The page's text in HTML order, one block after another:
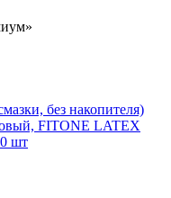
без накопителя)
FITONE LATEX
шт